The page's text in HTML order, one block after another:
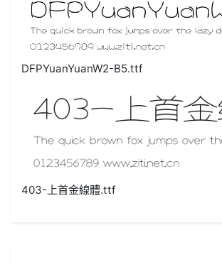
DFPYuanYuanW2-B5.ttf
403-上首金線體.ttf